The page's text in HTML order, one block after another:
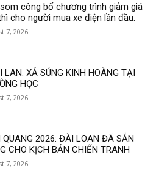
công bố chương trình giảm giá
cho người mua xe điện lần đầu.
7, 2026
LAN: XẢ SÚNG KINH HOÀNG TẠI
HỌC
7, 2026
QUANG 2026: ĐÀI LOAN ĐÃ SẴN
CHO KỊCH BẢN CHIẾN TRANH
7, 2026